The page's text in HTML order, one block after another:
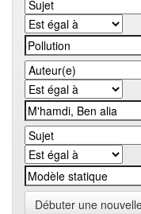
Débuter une